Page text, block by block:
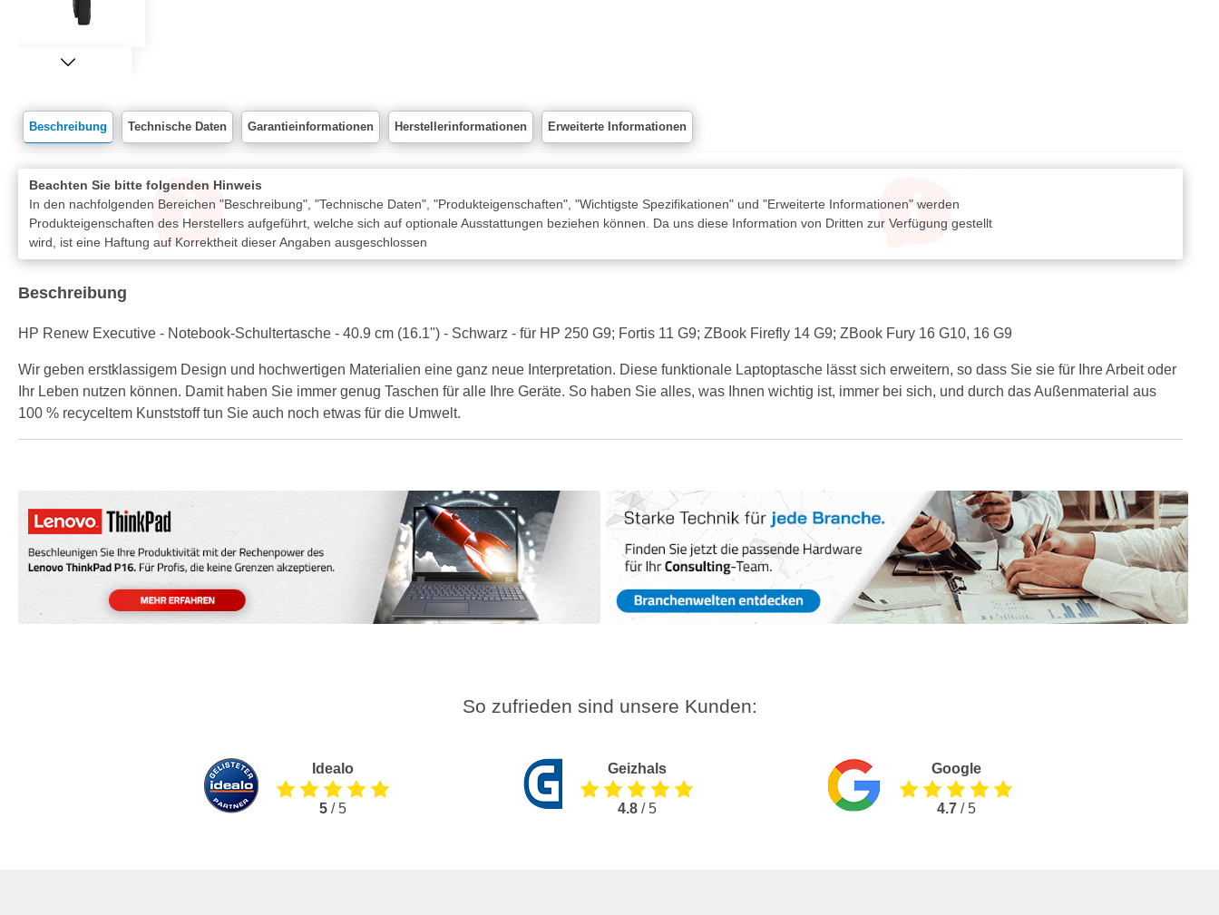
Beschreibung Technische Daten Garantieinformationen Herstellerinformationen Erweiterte Informationen
Beachten Sie bitte folgenden Hinweis
In den nachfolgenden Bereichen "Beschreibung", "Technische Daten", "Produkteigenschaften", "Wichtigste Spezifikationen" und "Erweiterte Informationen" werden
Produkteigenschaften des Herstellers aufgeführt, welche sich auf optionale Ausstattungen beziehen können. Da uns diese Information von Dritten zur Verfügung gestellt
wird, ist eine Haftung auf Korrektheit dieser Angaben ausgeschlossen
Beschreibung
HP Renew Executive - Notebook-Schultertasche - 40.9 cm (16.1") - Schwarz - für HP 250 G9; Fortis 11 G9; ZBook Firefly 14 G9; ZBook Fury 16 G10, 16 G9
Wir geben erstklassigem Design und hochwertigen Materialien eine ganz neue Interpretation. Diese funktionale Laptoptasche lässt sich erweitern, so dass Sie sie für Ihre Arbeit oder
Ihr Leben nutzen können. Damit haben Sie immer genug Taschen für alle Ihre Geräte. So haben Sie alles, was Ihnen wichtig ist, immer bei sich, und durch das Außenmaterial aus
100 % recyceltem Kunststoff tun Sie auch noch etwas für die Umwelt.
So zufrieden sind unsere Kunden:
Idealo
5/ 5
Geizhals
4.8/ 5
Google
4.7/ 5